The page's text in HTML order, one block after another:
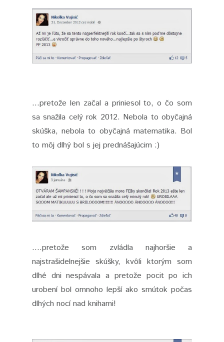
...pretože len začal a priniesol to, o čo som
sa snažila celý rok 2012. Nebola to obyčajná
skúška, nebola to obyčajná matematika. Bol
to môj dlhý bol s jej prednášajúcim :)
....pretože som zvládla najhoršie a
najstrašidelnejšie skúšky, kvôli ktorým som
dlhé dni nespávala a pretože pocit po ich
urobení bol omnoho lepší ako smútok počas
dlhých nocí nad knihami!